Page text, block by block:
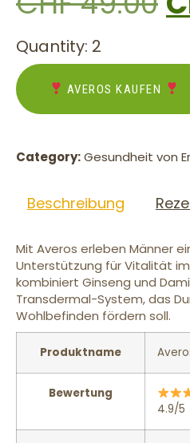
Quantity: 2
AVEROS KAUFEN
Category:Gesundheit von
Beschreibung
Mit Averos erleben Männer
Unterstützung für Vitalität
kombiniert Ginseng und
Transdermal-System, das
Wohlbefinden fördern soll.
Produktname
Bewertung
4.9/5